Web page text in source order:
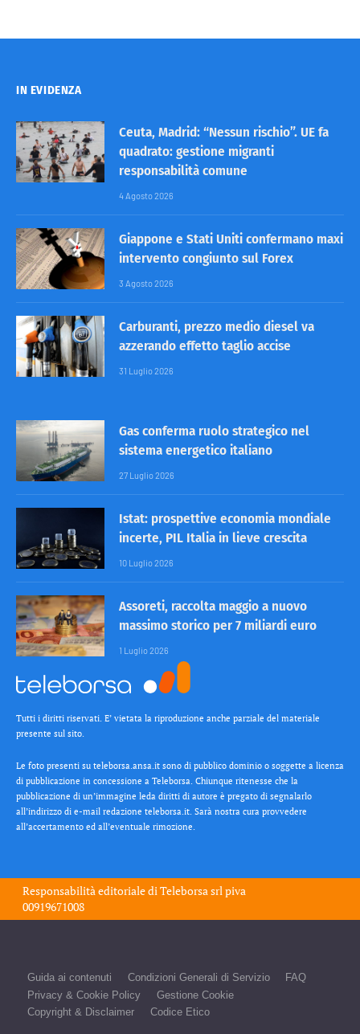
IN EVIDENZA
Ceuta, Madrid: “Nessun rischio”. UE fa
quadrato: gestione migranti
responsabilità comune
4 Agosto 2026
Giappone e Stati Uniti confermano maxi
intervento congiunto sul Forex
3 Agosto 2026
Carburanti, prezzo medio diesel va
azzerando effetto taglio accise
31 Luglio 2026
Gas conferma ruolo strategico nel
sistema energetico italiano
27 Luglio 2026
Istat: prospettive economia mondiale
incerte, PIL Italia in lieve crescita
10 Luglio 2026
Assoreti, raccolta maggio a nuovo
massimo storico per 7 miliardi euro
1 Luglio 2026
Tutti i diritti riservati. E’ vietata la riproduzione anche parziale del materiale
presente sul sito.
Le foto presenti su teleborsa.ansa.it sono di pubblico dominio o soggette a licenza
di pubblicazione in concessione a Teleborsa. Chiunque ritenesse che la
pubblicazione di un’immagine leda diritti di autore è pregato di segnalarlo
all’indirizzo di e-mail redazione teleborsa.it. Sarà nostra cura provvedere
all’accertamento ed all’eventuale rimozione.
Responsabilità editoriale diTeleborsa srlpiva
00919671008
Guida ai contenuti Condizioni Generali di Servizio
FAQ
Privacy & Cookie Policy
Gestione Cookie
Copyright & Disclaimer
Codice Etico